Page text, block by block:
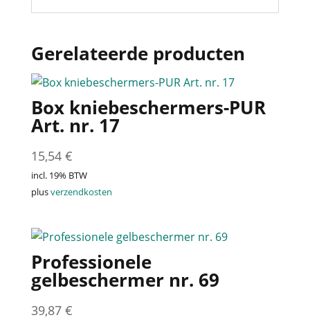
Gerelateerde producten
Box kniebeschermers-PUR
Art. nr. 17
15,54 €
incl. 19% BTW
plusverzendkosten
Professionele
gelbeschermer nr. 69
39,87 €